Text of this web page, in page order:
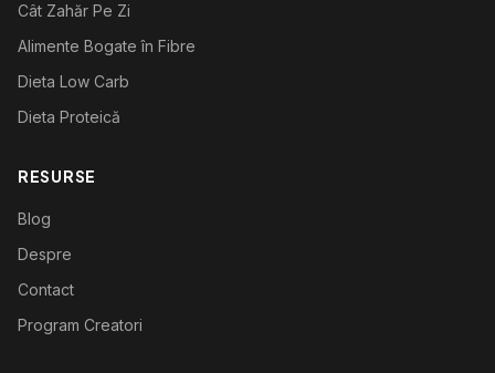
Cât Zahăr Pe Zi
Alimente Bogate în Fibre
Dieta Low Carb
Dieta Proteică
RESURSE
Blog
Despre
Contact
Program Creatori